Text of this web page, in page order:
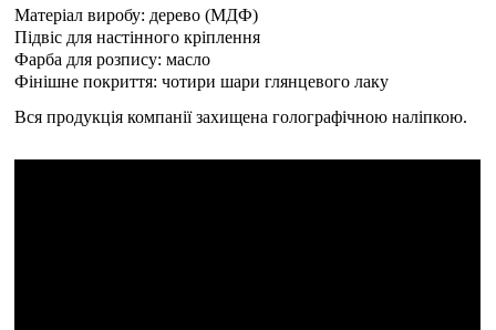
Матеріал виробу: дерево (МДФ)
Підвіс для настінного кріплення
Фарба для розпису: масло
Фінішне покриття: чотири шари глянцевого лаку
Вся продукція компанії захищена голографічною наліпкою.